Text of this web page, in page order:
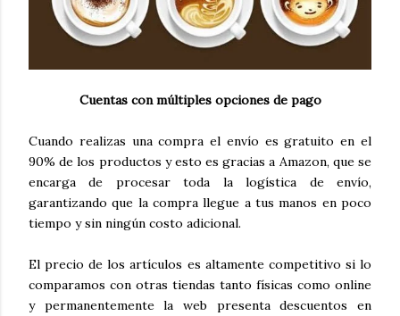
Cuentas con múltiples opciones de pago
Cuando realizas una compra el envío es gratuito en el
90% de los productos y esto es gracias a Amazon, que se
encarga de procesar toda la logística de envío,
garantizando que la compra llegue a tus manos en poco
tiempo y sin ningún costo adicional.
El precio de los artículos es altamente competitivo si lo
comparamos con otras tiendas tanto físicas como online
y permanentemente la web presenta descuentos en